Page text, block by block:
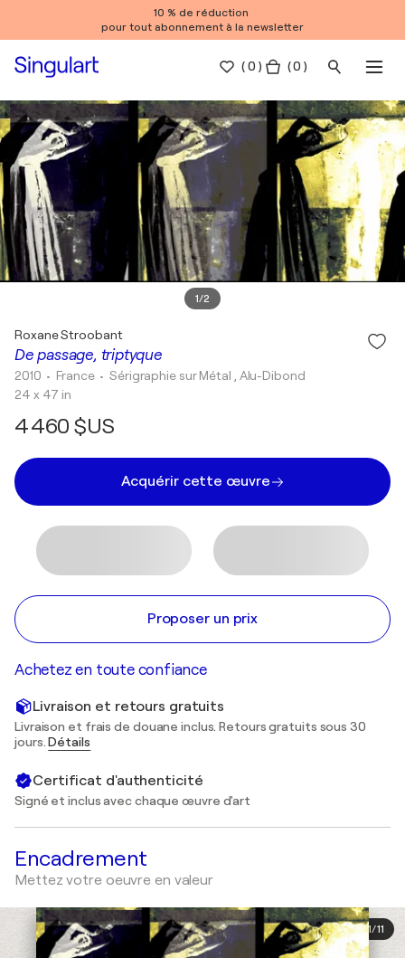
10 % de réduction
pour tout abonnement à la newsletter
(0 ) ( 0 )
1/2
De passage, triptyque
Roxane Stroobant
2010 • France •Sérigraphie sur Métal , Alu-Dibond
24 x 47 in
4 460 $US
Acquérir cette œuvre
Proposer un prix
Achetez en toute confiance
Livraison et retours gratuits
Livraison et frais de douane inclus. Retours gratuits sous 30
jours.Détails
Certificat d'authenticité
Signé et inclus avec chaque œuvre d'art
Encadrement
Mettez votre oeuvre en valeur
1/11